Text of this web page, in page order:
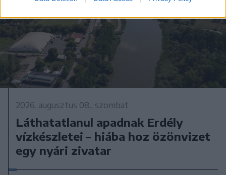
2026. augusztus 08., szombat
Láthatatlanul apadnak Erdély
vízkészletei – hiába hoz özönvizet
egy nyári zivatar